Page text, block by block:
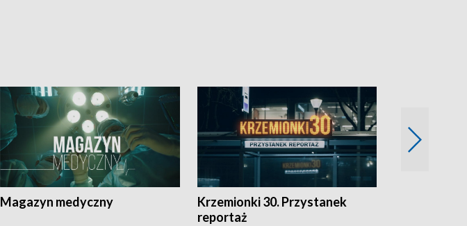
Magazyn medyczny
Krzemionki 30. Przystanek
reportaż